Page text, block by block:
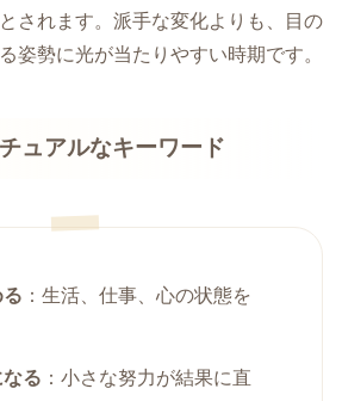
されます。派手な変化よりも、目の
姿勢に光が当たりやすい時期です。
ュアルなキーワード
：生活、仕事、心の状態を
る ：小さな努力が結果に直